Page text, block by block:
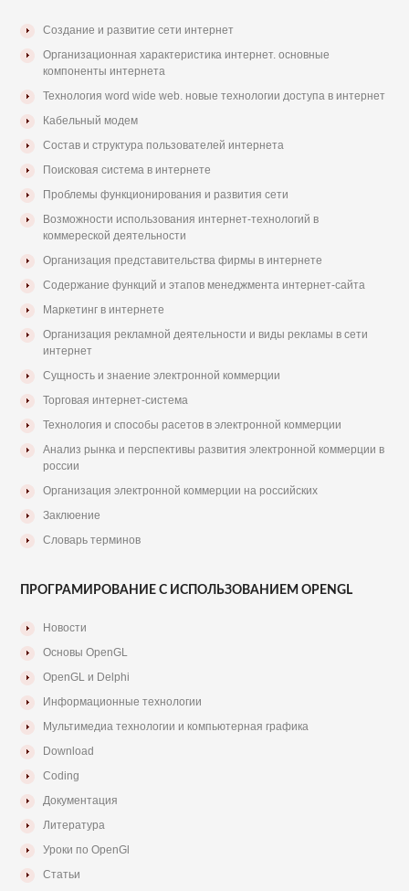
Создание и развитие сети интернет
Организационная характеристика интернет. основные
компоненты интернета
Технология word wide web. новые технологии доступа в интернет
Кабельный модем
Состав и структура пользователей интернета
Поисковая система в интернете
Проблемы функционирования и развития сети
Возможности использования интернет-технологий в
коммереской деятельности
Организация представительства фирмы в интернете
Содержание функций и этапов менеджмента интернет-сайта
Маркетинг в интернете
Организация рекламной деятельности и виды рекламы в сети
интернет
Сущность и знаение электронной коммерции
Торговая интернет-система
Технология и способы расетов в электронной коммерции
Анализ рынка и перспективы развития электронной коммерции в
россии
Организация электронной коммерции на российских
Заклюение
Словарь терминов
ПРОГРАМИРОВАНИЕ С ИСПОЛЬЗОВАНИЕМ OPENGL
Новости
Основы OpenGL
OpenGL и Delphi
Информационные технологии
Мультимедиа технологии и компьютерная графика
Download
Coding
Документация
Литература
Уроки по OpenGl
Статьи